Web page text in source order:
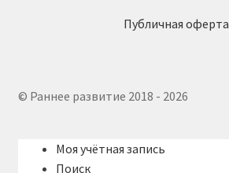
Публичная оферта
© Раннее развитие 2018 - 2026
Моя учётная запись
Поиск